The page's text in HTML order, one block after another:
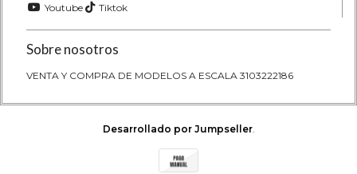
Youtube
Tiktok
Sobre nosotros
VENTA Y COMPRA DE MODELOS A ESCALA 3103222186
Desarrollado por Jumpseller.